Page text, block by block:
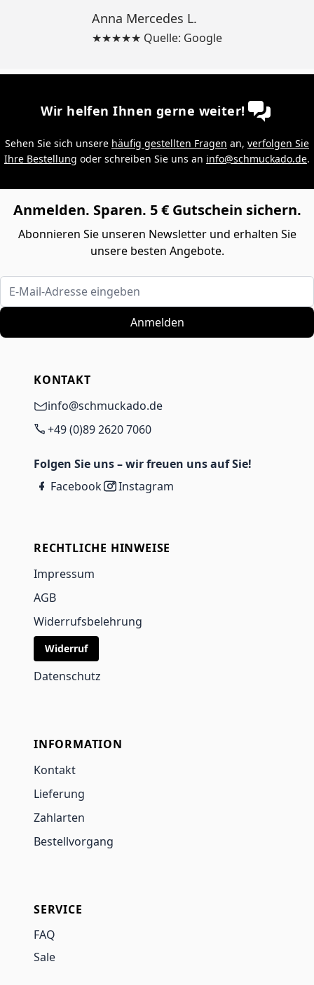
Anna Mercedes L.
★★★★★ Quelle: Google
Wir helfen Ihnen gerne weiter!
Sehen Sie sich unsere häufig gestellten Fragen an, verfolgen Sie
Ihre Bestellung oder schreiben Sie uns an info@schmuckado.de.
Anmelden. Sparen. 5 € Gutschein sichern.
Abonnieren Sie unseren Newsletter und erhalten Sie
unsere besten Angebote.
E-Mail-Adresse eingeben
Anmelden
KONTAKT
info@schmuckado.de
+49 (0)89 2620 7060
Folgen Sie uns – wir freuen uns auf Sie!
Facebook
Instagram
RECHTLICHE HINWEISE
Impressum
AGB
Widerrufsbelehrung
Widerruf
Datenschutz
INFORMATION
Kontakt
Lieferung
Zahlarten
Bestellvorgang
SERVICE
FAQ
Sale